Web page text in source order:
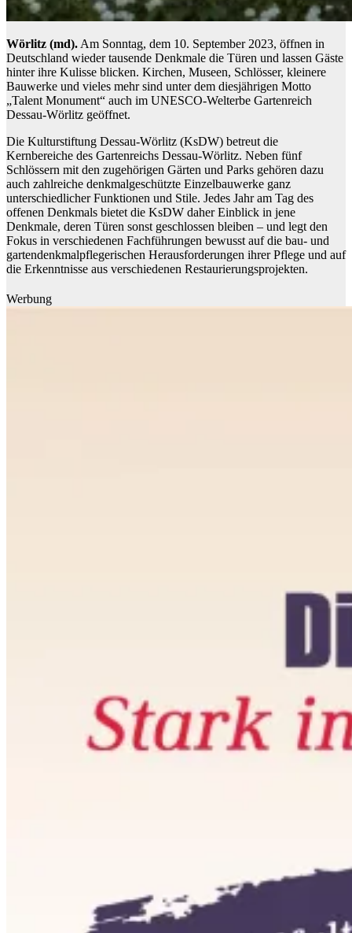
Wörlitz (md). Am Sonntag, dem 10. September 2023, öffnen in
Deutschland wieder tausende Denkmale die Türen und lassen Gäste
hinter ihre Kulisse blicken. Kirchen, Museen, Schlösser, kleinere
Bauwerke und vieles mehr sind unter dem diesjährigen Motto
„Talent Monument“ auch im UNESCO-Welterbe Gartenreich
Dessau-Wörlitz geöffnet.
Die Kulturstiftung Dessau-Wörlitz (KsDW) betreut die
Kernbereiche des Gartenreichs Dessau-Wörlitz. Neben fünf
Schlössern mit den zugehörigen Gärten und Parks gehören dazu
auch zahlreiche denkmalgeschützte Einzelbauwerke ganz
unterschiedlicher Funktionen und Stile. Jedes Jahr am Tag des
offenen Denkmals bietet die KsDW daher Einblick in jene
Denkmale, deren Türen sonst geschlossen bleiben – und legt den
Fokus in verschiedenen Fachführungen bewusst auf die bau- und
gartendenkmalpflegerischen Herausforderungen ihrer Pflege und auf
die Erkenntnisse aus verschiedenen Restaurierungsprojekten.
Werbung